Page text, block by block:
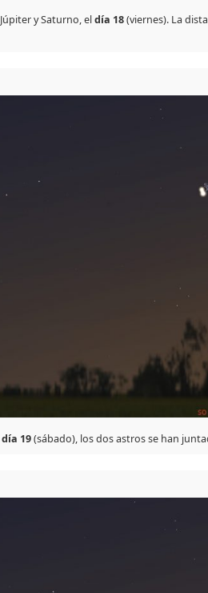
Júpiter y Saturno, eldía 18(viernes). La
día 19(sábado), los dos astros se han